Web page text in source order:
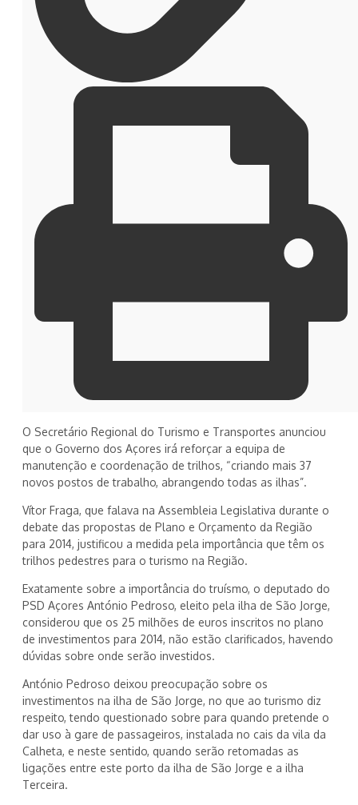
O Secretário Regional do Turismo e Transportes anunciou
que o Governo dos Açores irá reforçar a equipa de
manutenção e coordenação de trilhos, “criando mais 37
novos postos de trabalho, abrangendo todas as ilhas”.
Vítor Fraga, que falava na Assembleia Legislativa durante o
debate das propostas de Plano e Orçamento da Região
para 2014, justificou a medida pela importância que têm os
trilhos pedestres para o turismo na Região.
Exatamente sobre a importância do truísmo, o deputado do
PSD Açores António Pedroso, eleito pela ilha de São Jorge,
considerou que os 25 milhões de euros inscritos no plano
de investimentos para 2014, não estão clarificados, havendo
dúvidas sobre onde serão investidos.
António Pedroso deixou preocupação sobre os
investimentos na ilha de São Jorge, no que ao turismo diz
respeito, tendo questionado sobre para quando pretende o
dar uso à gare de passageiros, instalada no cais da vila da
Calheta, e neste sentido, quando serão retomadas as
ligações entre este porto da ilha de São Jorge e a ilha
Terceira.